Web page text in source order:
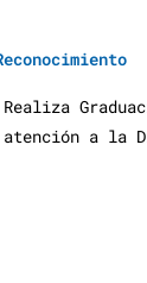
a la